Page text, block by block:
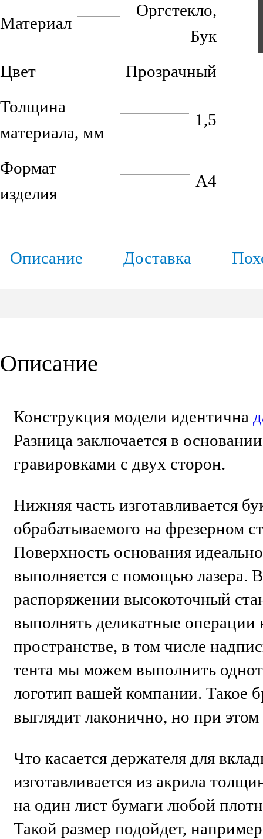
Материал
Оргстекло,
Бук
Цвет
Прозрачный
Толщина
материала, мм
1,5
Формат
изделия
А4
Описание Доставка
Описание
Конструкция модели идентична
Разница заключается в
гравировками с двух сторон.
Нижняя часть изготавливается
обрабатываемого на фрезерном
Поверхность основания
выполняется с помощью лазера.
распоряжении высокоточный
выполнять деликатные
пространстве, в том числе
тента мы можем выполнить
логотип вашей компании. Такое
выглядит лаконично, но при этом
Что касается держателя для
изготавливается из акрила
на один лист бумаги любой
Такой размер подойдет,